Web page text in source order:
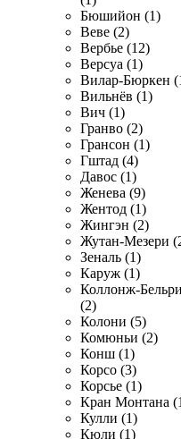
Бюшийон (1)
Веве (2)
Вербье (12)
Версуа (1)
Вилар-Бюркен
Вильнёв (1)
Вич (1)
Гранво (2)
Грансон (1)
Гштад (4)
Давос (1)
Женева (9)
Жентод (1)
Жингэн (2)
Жутан-Мезери
Зеналь (1)
Каруж (1)
Коллонж-
(2)
Колони (5)
Комюньи (2)
Конш (1)
Корсо (3)
Корсье (1)
Кран Монтана
Кулли (1)
Кюли (1)